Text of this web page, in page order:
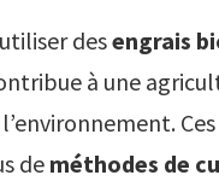
desengrais
à une
de méthodes de